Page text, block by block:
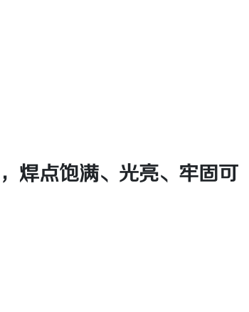
，焊点饱满、光亮、牢固可